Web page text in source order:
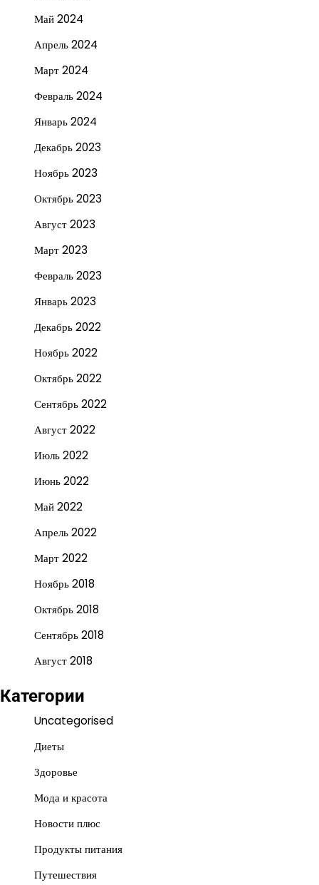
Май 2024
Апрель 2024
Март 2024
Февраль 2024
Январь 2024
Декабрь 2023
Ноябрь 2023
Октябрь 2023
Август 2023
Март 2023
Февраль 2023
Январь 2023
Декабрь 2022
Ноябрь 2022
Октябрь 2022
Сентябрь 2022
Август 2022
Июль 2022
Июнь 2022
Май 2022
Апрель 2022
Март 2022
Ноябрь 2018
Октябрь 2018
Сентябрь 2018
Август 2018
Категории
Uncategorised
Диеты
Здоровье
Мода и красота
Новости плюс
Продукты питания
Путешествия